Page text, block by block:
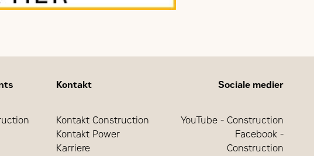
Kontakt
Kontakt Construction
Kontakt Power
Karriere
Sociale medier
YouTube - Construction
Facebook -
Construction